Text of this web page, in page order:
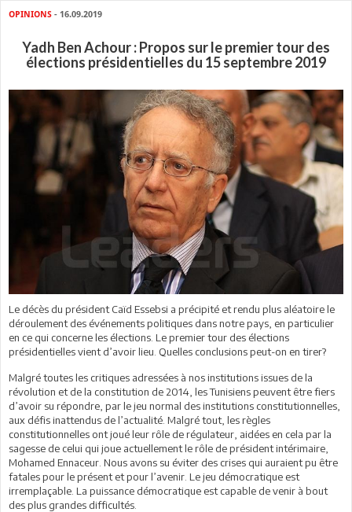
OPINIONS - 16.09.2019
Yadh Ben Achour : Propos sur le premier tour des
élections présidentielles du 15 septembre 2019
Le décès du président Caïd Essebsi a précipité et rendu plus aléatoire le
déroulement des événements politiques dans notre pays, en particulier
en ce qui concerne les élections. Le premier tour des élections
présidentielles vient d’avoir lieu. Quelles conclusions peut-on en tirer?
Malgré toutes les critiques adressées à nos institutions issues de la
révolution et de la constitution de 2014, les Tunisiens peuvent être fiers
d’avoir su répondre, par le jeu normal des institutions constitutionnelles,
aux défis inattendus de l’actualité. Malgré tout, les règles
constitutionnelles ont joué leur rôle de régulateur, aidées en cela par la
sagesse de celui qui joue actuellement le rôle de président intérimaire,
Mohamed Ennaceur. Nous avons su éviter des crises qui auraient pu être
fatales pour le présent et pour l’avenir. Le jeu démocratique est
irremplaçable. La puissance démocratique est capable de venir à bout
des plus grandes difficultés.